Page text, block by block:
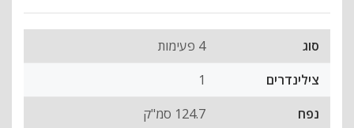
סוג
4 פעימות
צילינדרים
1
נפח
124.7 סמ"ק